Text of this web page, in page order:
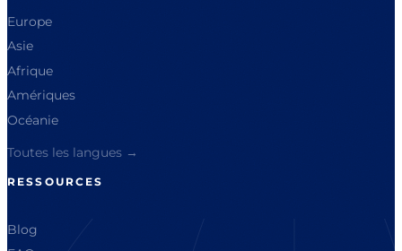
Europe
Asie
Afrique
Amériques
Océanie
Toutes les langues →
RESSOURCES
Blog